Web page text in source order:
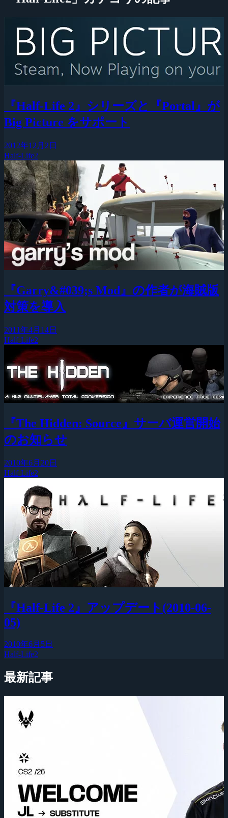
『Half-Life 2』シリーズと『Portal』が
Big Picture をサポート
2012年12月2日
Half-Life2
『Garry&#039;s Mod』の作者が海賊版
対策を導入
2011年4月14日
Half-Life2
『The Hidden: Source』サーバ運営開始
のお知らせ
2010年6月20日
Half-Life2
『Half-Life 2』アップデート(2010-06-
05)
2010年6月5日
Half-Life2
最新記事